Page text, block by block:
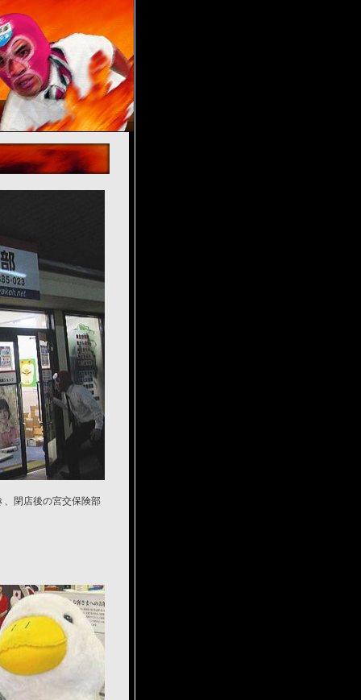
、閉店後の宮交保険部